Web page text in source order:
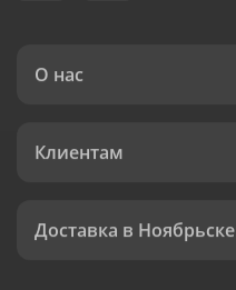
О нас
Клиентам
Доставка в Ноябрьске